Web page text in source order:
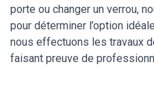
porte ou changer un verrou,
pour déterminer l’option
nous effectuons les travaux
faisant preuve de